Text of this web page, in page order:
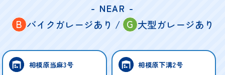
- NEAR -
B バイクガレージあり / G 大型ガレージあり
相模原当麻3号 相模原下溝2号